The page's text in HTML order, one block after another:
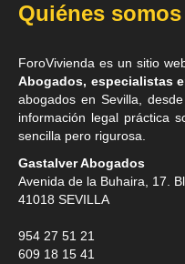
Quiénes somos
ForoVivienda es un sitio
Abogados, especialistas
abogados en Sevilla ,
información legal práctica
sencilla pero rigurosa.
Gastalver Abogados
Avenida de la Buhaira, 17.
41018 SEVILLA
954 27 51 21
609 18 15 41